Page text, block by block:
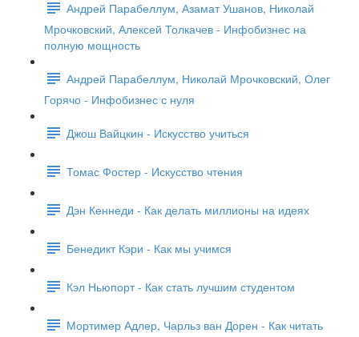
Андрей Парабеллум, Азамат Ушанов, Николай
Мрочковский, Алексей Толкачев - Инфобизнес на
полную мощность
Андрей Парабеллум, Николай Мрочковский, Олег
Горячо - Инфобизнес с нуля
Джош Вайцкин - Искусство учиться
Томас Фостер - Искусство чтения
Дэн Кеннеди - Как делать миллионы на идеях
Бенедикт Кэри - Как мы учимся
Кэл Ньюпорт - Как стать лучшим студентом
Мортимер Адлер, Чарльз ван Дорен - Как читать